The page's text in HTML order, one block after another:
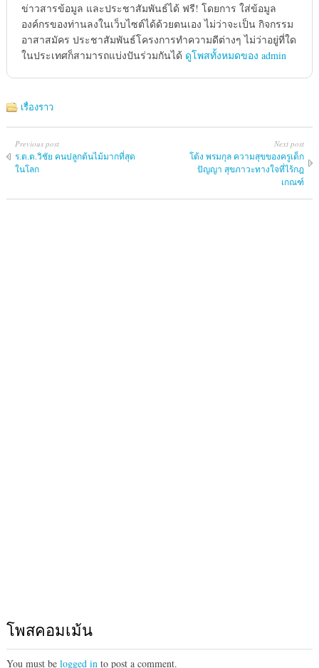
ข่าวสารข้อมูล และประชาสัมพันธ์ได้ ฟรี! โดยการ ใส่ข้อมูล
องค์กรของท่านลงในเว็บไซต์ได้ด้วยตนเอง ไม่ว่าจะเป็น กิจกรรม
อาสาสมัคร ประชาสัมพันธ์โครงการทำความดีต่างๆ ไม่ว่าอยู่ที่ใด
ในประเทศก็สามารถแบ่งปันร่วมกันได้ ดูโพสทั้งหมดของ admin
เรื่องราว
Previous post
ร.ต.ต.วิชัย คนปลูกต้นไม้มากที่สุด
ในโลก
Next post
โต้ง พรมกุล ความสุขของครูเด็ก
ปัญญา สุขภาวะทางใจที่ไร้กฎ
เกณฑ์
โพสคอมเม้น
You must be logged into post a comment.